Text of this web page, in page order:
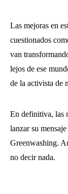
Las mejoras en
cuestionados
van
lejos de ese
de la activista de
En definitiva, las
lanzar su
Greenwashing.
no decir nada.